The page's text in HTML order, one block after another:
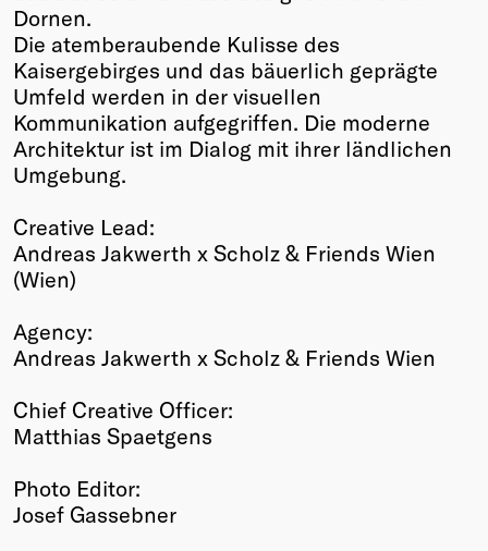
Dornen.
Die atemberaubende Kulisse des
Kaisergebirges und das bäuerlich geprägte
Umfeld werden in der visuellen
Kommunikation aufgegriffen. Die moderne
Architektur ist im Dialog mit ihrer ländlichen
Umgebung.
Creative Lead:
Andreas Jakwerth x Scholz & Friends Wien
(Wien)
Agency:
Andreas Jakwerth x Scholz & Friends Wien
Chief Creative Officer:
Matthias Spaetgens
Photo Editor:
Josef Gassebner